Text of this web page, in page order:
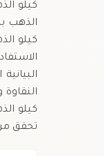
كيلو
الذهب
كيلو
تحقق